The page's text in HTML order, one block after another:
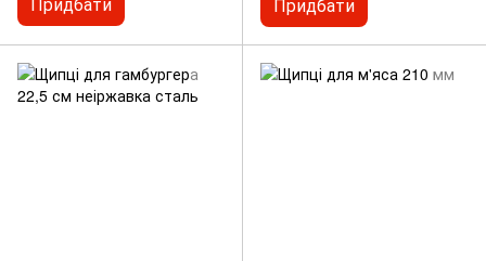
Придбати